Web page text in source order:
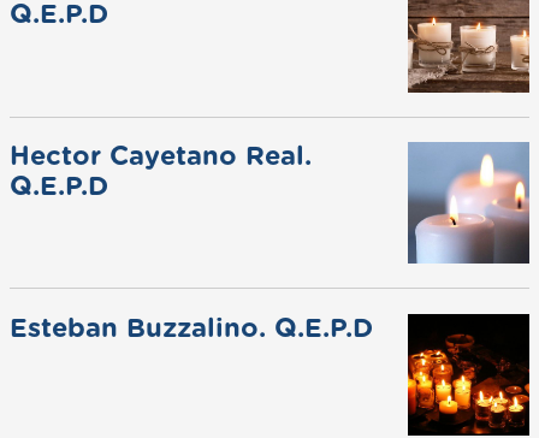
Q.E.P.D
Hector Cayetano Real.
Q.E.P.D
Esteban Buzzalino. Q.E.P.D